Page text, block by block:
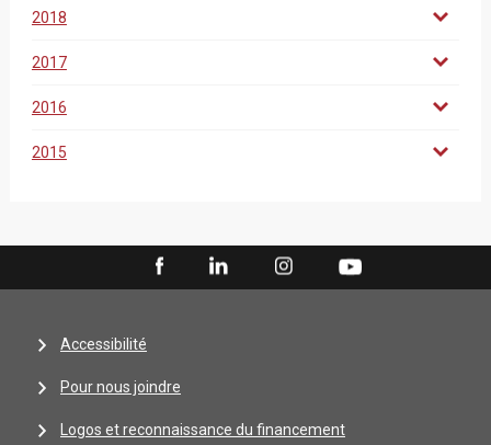
2018
2017
2016
2015
Accessibilité
Pour nous joindre
Logos et reconnaissance du financement